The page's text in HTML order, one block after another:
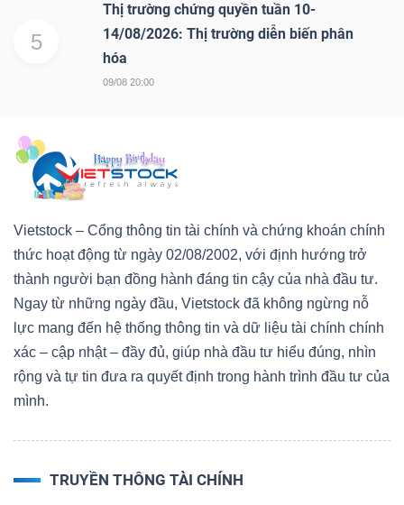
5
Thị trường chứng quyền tuần 10-
14/08/2026: Thị trường diễn biến phân
hóa
09/08 20:00
Vietstock – Cổng thông tin tài chính và chứng khoán chính
thức hoạt động từ ngày 02/08/2002, với định hướng trở
thành người bạn đồng hành đáng tin cậy của nhà đầu tư.
Ngay từ những ngày đầu, Vietstock đã không ngừng nỗ
lực mang đến hệ thống thông tin và dữ liệu tài chính chính
xác – cập nhật – đầy đủ, giúp nhà đầu tư hiểu đúng, nhìn
rộng và tự tin đưa ra quyết định trong hành trình đầu tư của
mình.
TRUYỀN THÔNG TÀI CHÍNH
Dữ
tài
chính